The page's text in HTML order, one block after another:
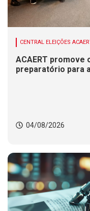
CENTRAL ELEIÇÕES
ACAERT promove
preparatório para
04/08/2026